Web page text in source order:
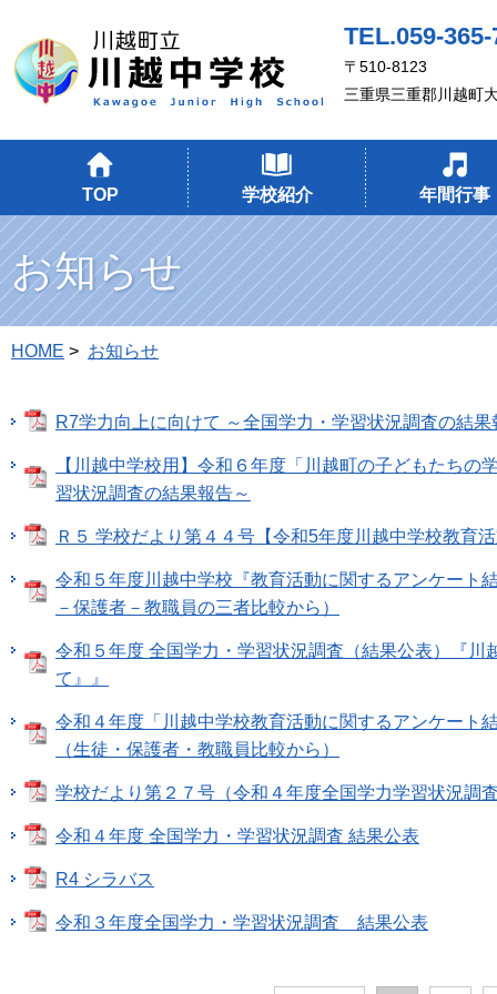
TEL.059-365-
〒510-8123
三重県三重郡川越町
TOP 学校紹介 年間行事
お知らせ
HOME > お知らせ
R7学力向上に向けて ～全国学力・学習状況調査の結果
【川越中学校用】令和６年度「川越町の子どもたちの
習状況調査の結果報告～
Ｒ５ 学校だより第４４号【令和5年度川越中学校教育
令和５年度川越中学校『教育活動に関するアンケート
－保護者－教職員の三者比較から）
令和５年度 全国学力・学習状況調査（結果公表）『川
て』』
令和４年度「川越中学校教育活動に関するアンケート
（生徒・保護者・教職員比較から）
学校だより第２７号（令和４年度全国学力学習状況調
令和４年度 全国学力・学習状況調査 結果公表
R4 シラバス
令和３年度全国学力・学習状況調査 結果公表